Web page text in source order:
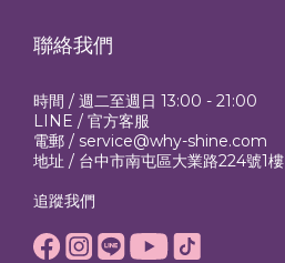
聯絡我們
時間 / 週二至週日 13:00 - 21:00
LINE / 官方客服
電郵 / service@why-shine.com
地址 / 台中市南屯區大業路224號1樓
追蹤我們